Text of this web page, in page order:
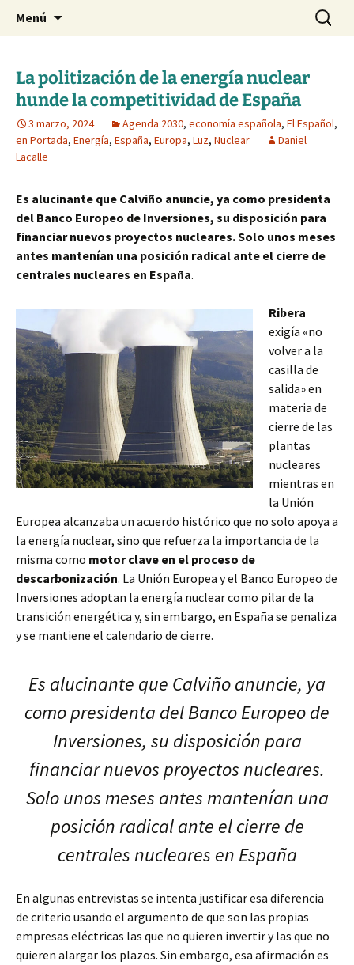
dlacalle.com
Blog de Daniel Lacalle
Menú Buscar:
La politización de la energía nuclear
hunde la competitividad de España
3 marzo, 2024 Agenda 2030, economía española, El Español,
en Portada, Energía, España, Europa, Luz, Nuclear
Daniel
Lacalle
Es alucinante que Calviño anuncie, ya como presidenta
del Banco Europeo de Inversiones, su disposición para
financiar nuevos proyectos nucleares. Solo unos meses
antes mantenían una posición radical ante el cierre de
centrales nucleares en España.
Ribera
exigía «no
volver a la
casilla de
salida» en
materia de
cierre de las
plantas
nucleares
mientras en
la Unión
Europea alcanzaba un acuerdo histórico que no solo apoya a
la energía nuclear, sino que refuerza la importancia de la
misma como motor clave en el proceso de
descarbonización. La Unión Europea y el Banco Europeo de
Inversiones adoptan la energía nuclear como pilar de la
transición energética y, sin embargo, en España se penaliza
y se mantiene el calendario de cierre.
Es alucinante que Calviño anuncie, ya
como presidenta del Banco Europeo de
Inversiones, su disposición para
financiar nuevos proyectos nucleares.
Solo unos meses antes mantenían una
posición radical ante el cierre de
centrales nucleares en España
En algunas entrevistas se intenta justificar esa diferencia
de criterio usando el argumento de que son las propias
empresas eléctricas las que no quieren invertir y las que no
quieren alargar los plazos. Sin embargo, esa afirmación es